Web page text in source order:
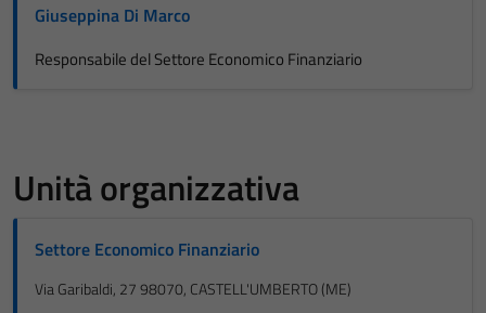
Giuseppina Di Marco
Responsabile del Settore Economico Finanziario
Unità organizzativa
Settore Economico Finanziario
Via Garibaldi, 27 98070, CASTELL'UMBERTO (ME)